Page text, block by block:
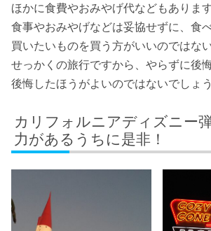
ほかに食費やおみやげ代などもありま
食事やおみやげなどは妥協せずに、食
買いたいものを買う方がいいのではな
せっかくの旅行ですから、やらずに後
後悔したほうがよいのではないでしょう
カリフォルニアディズニー
力があるうちに是非！